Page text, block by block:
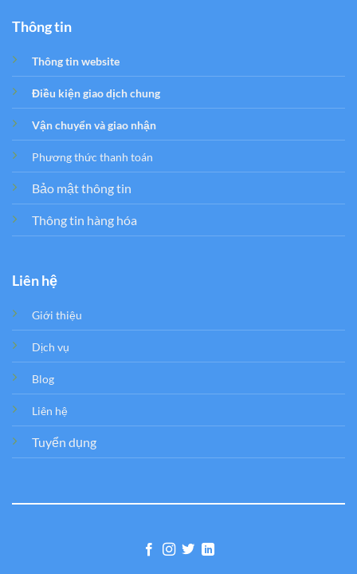
Thông tin
Thông tin website
Điều kiện giao dịch chung
Vận chuyển và giao nhận
Phương thức thanh toán
Bảo mật thông tin
Thông tin hàng hóa
Liên hệ
Giới thiệu
Dịch vụ
Blog
Liên hệ
Tuyển dụng